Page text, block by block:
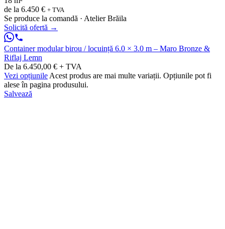
de la 6.450 € + TVA
Se produce la comandă · Atelier Brăila
Solicită ofertă →
Container modular birou / locuință 6.0 × 3.0 m – Maro Bronze &
Riflaj Lemn
De la 6.450,00 € + TVA
Vezi opțiunile Acest produs are mai multe variații. Opțiunile pot fi
alese în pagina produsului.
Salvează